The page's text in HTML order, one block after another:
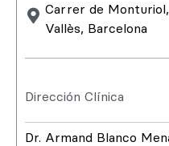
Carrer de
Vallès, Barcelona
Dirección Clínica
Dr. Armand Blanco